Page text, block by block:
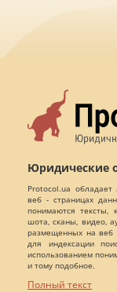
Юридические
Protocol.ua
веб - страницах
понимаются тексты,
шота, сканы, видео,
размещенных на веб
для индексации
использованием
и тому подобное.
Полный текст